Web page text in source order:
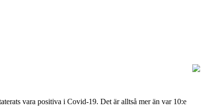
vara positiva i Covid-19. Det är alltså mer än var 10:e